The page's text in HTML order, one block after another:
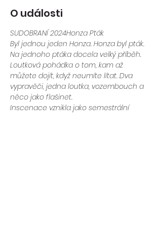
O události
SUDOBRANÍ 2024Honza Pták
Byl jednou jeden Honza. Honza byl pták.
Na jednoho ptáka docela velký příběh.
Loutková pohádka o tom, kam až
můžete dojít, když neumíte lítat. Dva
vypravěči, jedna loutka, vozembouch a
něco jako flašinet.
Inscenace vznikla jako semestrální